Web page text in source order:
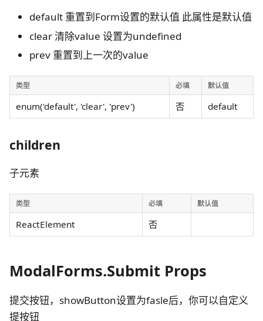
default 重置到Form设置的默认值 此属性是默认值
clear 清除value 设置为undefined
prev 重置到上一次的value
类型 必填 默认值
enum('default', 'clear', 'prev') 否 default
children
子元素
类型 必填 默认值
ReactElement 否
ModalForms.Submit Props
提交按钮，showButton设置为fasle后，你可以自定义
提按钮